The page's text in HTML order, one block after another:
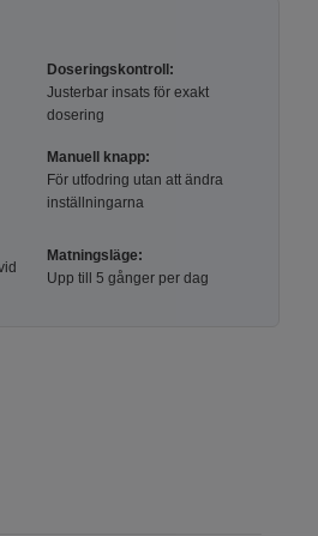
Doseringskontroll:
Justerbar insats för exakt
dosering
Manuell knapp:
För utfodring utan att ändra
inställningarna
Matningsläge:
Upp till 5 gånger per dag